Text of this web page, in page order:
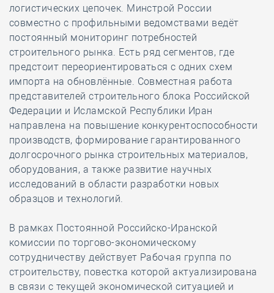
логистических цепочек. Минстрой России
совместно с профильными ведомствами ведёт
постоянный мониторинг потребностей
строительного рынка. Есть ряд сегментов, где
предстоит переориентироваться с одних схем
импорта на обновлённые. Совместная работа
представителей строительного блока Российской
Федерации и Исламской Республики Иран
направлена на повышение конкурентоспособности
производств, формирование гарантированного
долгосрочного рынка строительных материалов,
оборудования, а также развитие научных
исследований в области разработки новых
образцов и технологий.
В рамках Постоянной Российско-Иранской
комиссии по торгово-экономическому
сотрудничеству действует Рабочая группа по
строительству, повестка которой актуализирована
в связи с текущей экономической ситуацией и